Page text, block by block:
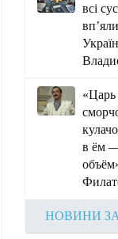
всі
в ём
НОВИНИ